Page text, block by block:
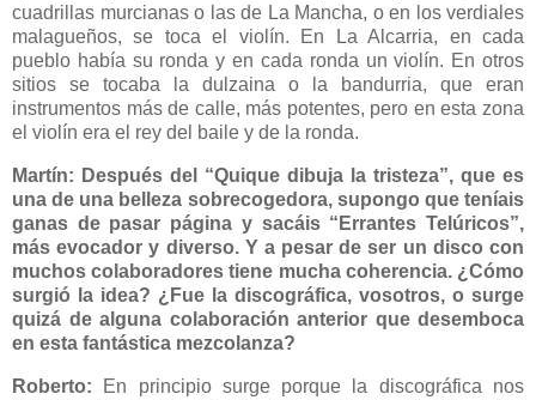
cuadrillas murcianas o las de La Mancha, o en los verdiales
malagueños, se toca el violín. En La Alcarria, en cada
pueblo había su ronda y en cada ronda un violín. En otros
sitios se tocaba la dulzaina o la bandurria, que eran
instrumentos más de calle, más potentes, pero en esta zona
el violín era el rey del baile y de la ronda.
Martín: Después del “Quique dibuja la tristeza”, que es
una de una belleza sobrecogedora, supongo que teníais
ganas de pasar página y sacáis “Errantes Telúricos”,
más evocador y diverso. Y a pesar de ser un disco con
muchos colaboradores tiene mucha coherencia. ¿Cómo
surgió la idea? ¿Fue la discográfica, vosotros, o surge
quizá de alguna colaboración anterior que desemboca
en esta fantástica mezcolanza?
Roberto:
En principio surge porque la discográfica nos